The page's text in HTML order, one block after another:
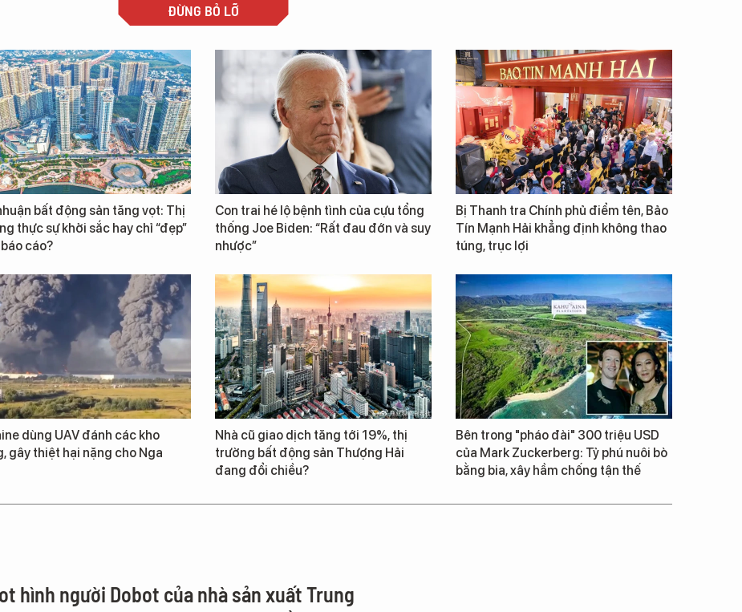
ĐỪNG BỎ LỠ
bất động sản tăng vọt: Thị
thực sự khởi sắc hay chỉ “đẹp”
cáo?
Con trai hé lộ bệnh tình của cựu tổng
thống Joe Biden: “Rất đau đớn và suy
nhược”
Bị Thanh tra Chính phủ điểm tên, Bảo
Tín Mạnh Hải khẳng định không thao
túng, trục lợi
dùng UAV đánh các kho
gây thiệt hại nặng cho Nga
Nhà cũ giao dịch tăng tới 19%, thị
trường bất động sản Thượng Hải
đang đổi chiều?
Bên trong "pháo đài" 300 triệu USD
của Mark Zuckerberg: Tỷ phú nuôi bò
bằng bia, xây hầm chống tận thế
hình người Dobot của nhà sản xuất Trung